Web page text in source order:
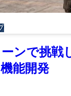
ンで挑戦
能開発